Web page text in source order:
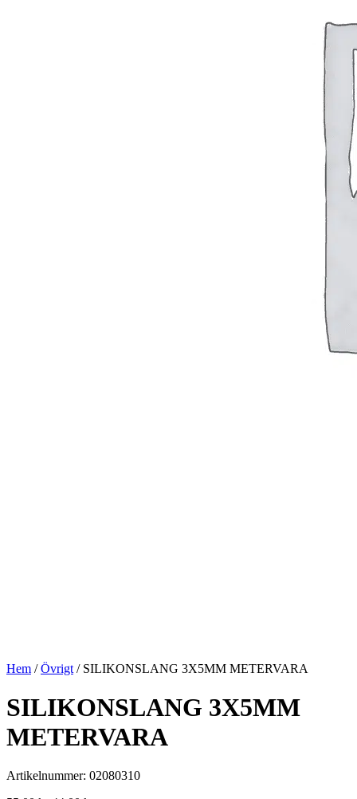
Hem /Övrigt / SILIKONSLANG 3X5MM METERVARA
SILIKONSLANG 3X5MM
METERVARA
Artikelnummer: 02080310